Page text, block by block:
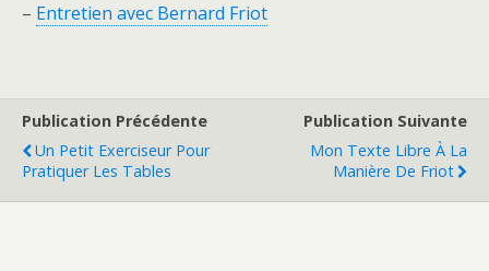
– Entretien avec Bernard Friot
Publication Précédente
Un Petit Exerciseur Pour
Pratiquer Les Tables
Publication Suivante
Mon Texte Libre À La
Manière De Friot